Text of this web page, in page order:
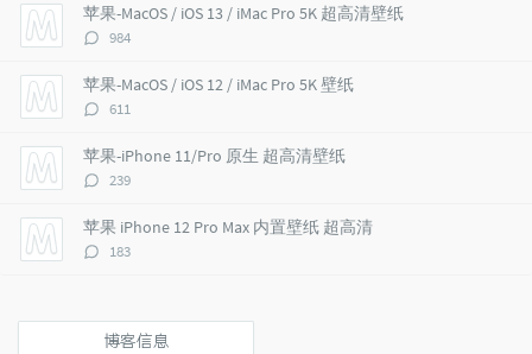
r
t
i
c
l
e
s
m
n
s
数：
苹果-MacOS / iOS 13 / iMac Pro 5K 超高清壁纸
评
数：
984
苹果-MacOS / iOS 12 / iMac Pro 5K 壁纸
评
数：
611
苹果-iPhone 11/Pro 原生 超高清壁纸
评
数：
239
苹果 iPhone 12 Pro Max 内置壁纸 超高清
评
183
博客信息